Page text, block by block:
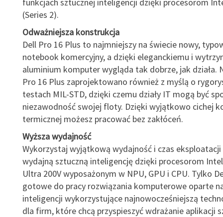
(Series 2).
Odważniejsza konstrukcja
Dell Pro 16 Plus to najmniejszy na świecie nowy,
notebook komercyjny, a dzięki eleganckiemu i
aluminium komputer wygląda tak dobrze, jak działa.
Pro 16 Plus zaprojektowano również z myślą o
testach MIL-STD, dzięki czemu działy IT mogą być
niezawodność swojej floty. Dzięki wyjątkowo cichej
termicznej możesz pracować bez zakłóceń.
Wyższa wydajność
Wykorzystaj wyjątkową wydajność i czas
wydajną sztuczną inteligencję dzięki procesorom
Ultra 200V wyposażonym w NPU, GPU i CPU. Tylko
gotowe do pracy rozwiązania komputerowe oparte
inteligencji wykorzystujące najnowocześniejszą
dla firm, które chcą przyspieszyć wdrażanie aplikacji